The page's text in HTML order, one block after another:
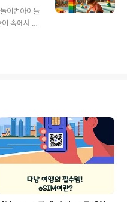
성분이 없
아이의 건강
적친환경
라 아이와
이법아이들
속에서 창
달에 좋은
우는 중요
해결하는 능
연스럽게
기르게 됩
을 높이고,